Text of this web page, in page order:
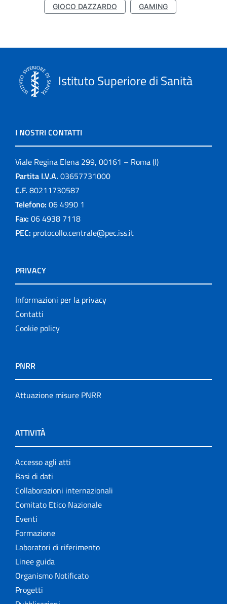
GIOCO DAZZARDO
GAMING
Istituto Superiore di Sanità
I NOSTRI CONTATTI
Viale Regina Elena 299, 00161 – Roma (I)
Partita I.V.A. 03657731000
C.F. 80211730587
Telefono: 06 4990 1
Fax: 06 4938 7118
PEC: protocollo.centrale@pec.iss.it
PRIVACY
Informazioni per la privacy
Contatti
Cookie policy
PNRR
Attuazione misure PNRR
ATTIVITÀ
Accesso agli atti
Basi di dati
Collaborazioni internazionali
Comitato Etico Nazionale
Eventi
Formazione
Laboratori di riferimento
Linee guida
Organismo Notificato
Progetti